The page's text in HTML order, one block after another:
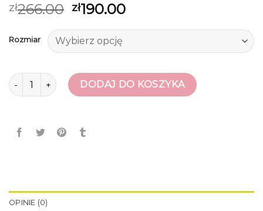
zł266.00 zł190.00
Rozmiar
ilość buty salomon męskieDODAJ DO KOSZYKA
OPINIE (0)